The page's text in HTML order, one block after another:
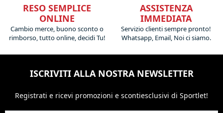
RESO SEMPLICE
ONLINE
Cambio merce, buono sconto o
rimborso, tutto online, decidi Tu!
ASSISTENZA
IMMEDIATA
Servizio clienti sempre pronto!
Whatsapp, Email, Noi ci siamo.
ISCRIVITI ALLA NOSTRA NEWSLETTER
Registrati e ricevi promozioni e scontiesclusivi di Sportlet!